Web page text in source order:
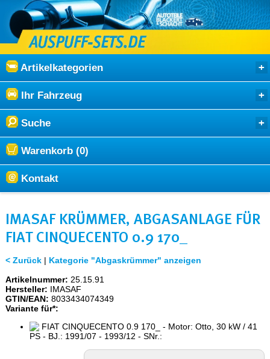
Artikelkategorien
Ihr Fahrzeug
Suche
Warenkorb (0)
Kontakt
IMASAF KRÜMMER, ABGASANLAGE FÜR
FIAT CINQUECENTO 0.9 170_
< Zurück| Kategorie "Abgaskrümmer" anzeigen
Artikelnummer: 25.15.91
Hersteller: IMASAF
GTIN/EAN: 8033434074349
Variante für*:
FIAT CINQUECENTO 0.9 170_ - Motor: Otto, 30 kW / 41
PS - BJ.: 1991/07 - 1993/12 - SNr.: